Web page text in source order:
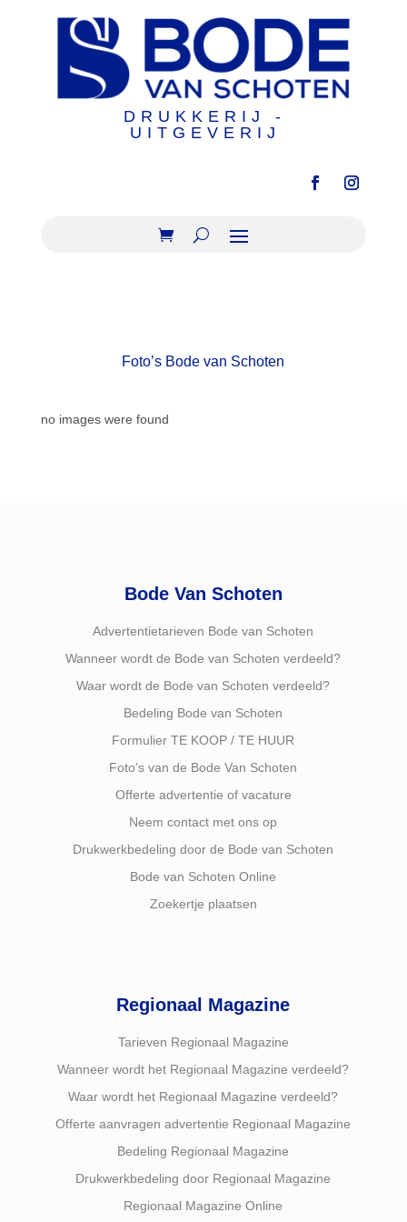
DRUKKERIJ -
UITGEVERIJ
Foto’s Bode van Schoten
no images were found
Bode Van Schoten
Advertentietarieven Bode van Schoten
Wanneer wordt de Bode van Schoten verdeeld?
Waar wordt de Bode van Schoten verdeeld?
Bedeling Bode van Schoten
Formulier TE KOOP / TE HUUR
Foto’s van de Bode Van Schoten
Offerte advertentie of vacature
Neem contact met ons op
Drukwerkbedeling door de Bode van Schoten
Bode van Schoten Online
Zoekertje plaatsen
Regionaal Magazine
Tarieven Regionaal Magazine
Wanneer wordt het Regionaal Magazine verdeeld?
Waar wordt het Regionaal Magazine verdeeld?
Offerte aanvragen advertentie Regionaal Magazine
Bedeling Regionaal Magazine
Drukwerkbedeling door Regionaal Magazine
Regionaal Magazine Online